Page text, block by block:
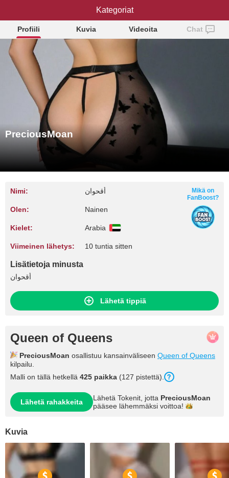
PreciousMoan
Profiili Kuvia Videoita Chat
PreciousMoan
Nimi: أقحوان
Olen: Nainen
Kielet: Arabia
Viimeinen lähetys: 10 tuntia sitten
Mikä on
FanBoost?
Lisätietoja minusta
أقحوان
Lähetä tippiä
Queen of Queens
PreciousMoan osallistuu kansainväliseen Queen of Queens
kilpailu.
Malli on tällä hetkellä 425 paikka (127 pistettä).
Lähetä rahakkeita Lähetä Tokenit, jotta PreciousMoan
pääsee lähemmäksi voittoa!
Kuvia
Kategoriat